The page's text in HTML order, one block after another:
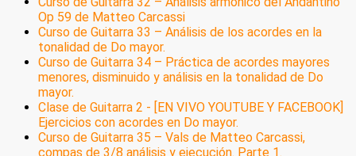
Op 59 de Matteo Carcassi
Curso de Guitarra 33 – Análisis de los acordes en la
tonalidad de Do mayor.
Curso de Guitarra 34 – Práctica de acordes mayores
menores, disminuido y análisis en la tonalidad de Do
mayor.
Clase de Guitarra 2 - [EN VIVO YOUTUBE Y FACEBOOK]
Ejercicios con acordes en Do mayor.
Curso de Guitarra 35 – Vals de Matteo Carcassi,
compas de 3/8 análisis y ejecución. Parte 1.